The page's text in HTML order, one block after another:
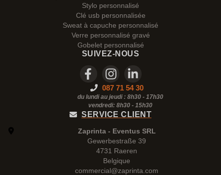
Stylo personnalisé
Clé usb personnalisée
Sweat à capuche personnalisé
Verre personnalisé gravé
Gobelet personnalisé
SUIVEZ-NOUS
087 71 54 30
du lundi au jeudi : 8h30 - 17h30
vendredi: 8h30 - 15h30
SERVICE CLIENT
Zaprinta - Eventus SRL
Gewerbestraße 39
4731 Raeren
Belgique
commercial@zaprinta.com